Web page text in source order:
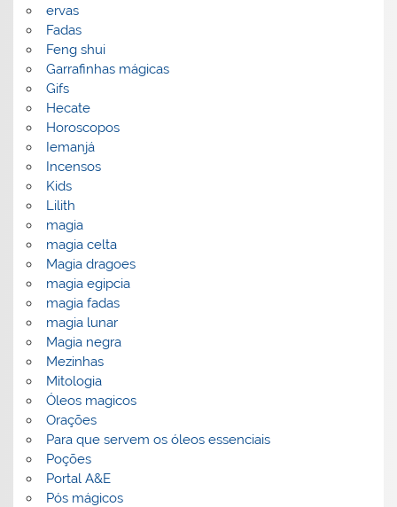
ervas
Fadas
Feng shui
Garrafinhas mágicas
Gifs
Hecate
Horoscopos
Iemanjá
Incensos
Kids
Lilith
magia
magia celta
Magia dragoes
magia egipcia
magia fadas
magia lunar
Magia negra
Mezinhas
Mitologia
Óleos magicos
Orações
Para que servem os óleos essenciais
Poções
Portal A&E
Pós mágicos